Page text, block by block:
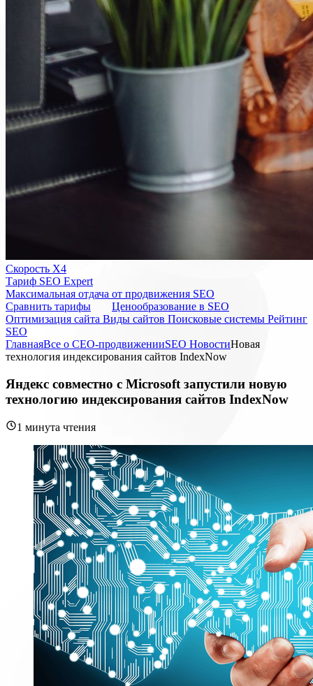
Скорость Х4
Тариф SEO Expert
Максимальная отдача от продвижения SEO
Cравнить тарифы
Ценообразование в SEO
Оптимизация сайта Виды сайтов Поисковые системы Рейтинг
SEO
ГлавнаяВсе о СЕО-продвиженииSEO НовостиНовая
технология индексирования сайтов IndexNow
Яндекс совместно с Microsoft запустили новую
технологию индексирования сайтов IndexNow
1 минута чтения